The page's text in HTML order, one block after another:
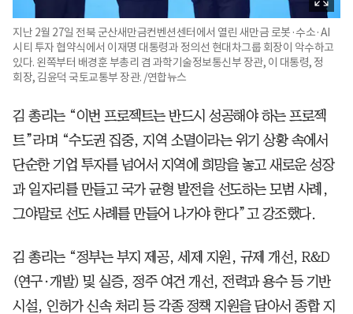
지난 2월 27일 전북 군산새만금컨벤션센터에서 열린 새만금 로봇·수소·AI
시티 투자 협약식에서 이재명 대통령과 정의선 현대차그룹 회장이 악수하고
있다. 왼쪽부터 배경훈 부총리 겸 과학기술정보통신부 장관, 이 대통령, 정
회장, 김윤덕 국토교통부 장관. /연합뉴스
김 총리는 “이번 프로젝트는 반드시 성공해야 하는 프로젝
트”라며 “수도권 집중, 지역 소멸이라는 위기 상황 속에서
단순한 기업 투자를 넘어서 지역에 희망을 놓고 새로운 성장
과 일자리를 만들고 국가 균형 발전을 선도하는 모범 사례,
그야말로 선도 사례를 만들어 나가야 한다”고 강조했다.
김 총리는 “정부는 부지 제공, 세제 지원, 규제 개선, R&D
(연구·개발) 및 실증, 정주 여건 개선, 전력과 용수 등 기반
시설, 인허가 신속 처리 등 각종 정책 지원을 담아서 종합 지